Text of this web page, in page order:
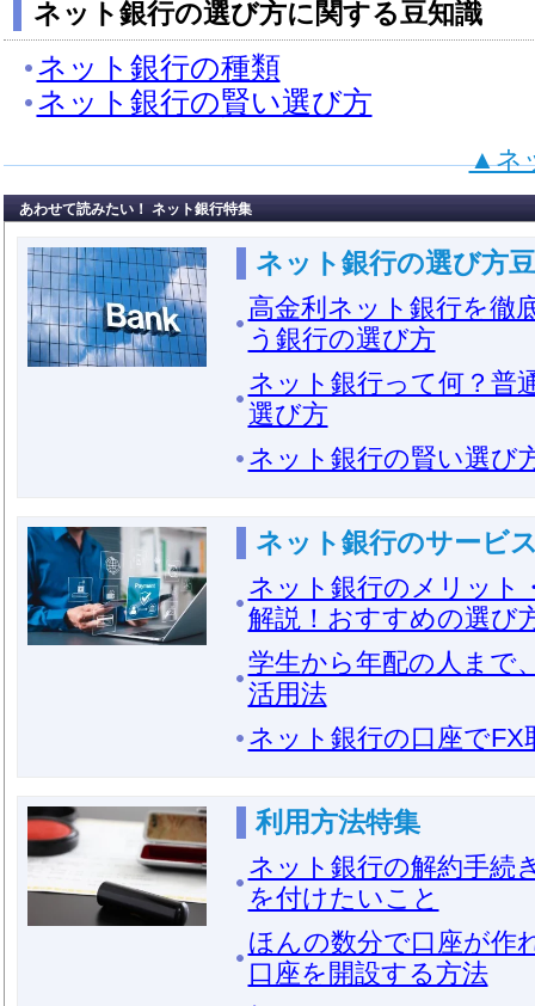
ネット銀行の選び方に関する豆知識
ネット銀行の種類
ネット銀行の賢い選び方
▲ネ
あわせて読みたい！ ネット銀行特集
ネット銀行の選び方
高金利ネット銀行を徹
う銀行の選び方
ネット銀行って何？普
選び方
ネット銀行の賢い選び
ネット銀行のサービ
ネット銀行のメリット
解説！おすすめの選び
学生から年配の人まで
活用法
ネット銀行の口座でFX
利用方法特集
ネット銀行の解約手
を付けたいこと
ほんの数分で口座が作
口座を開設する方法